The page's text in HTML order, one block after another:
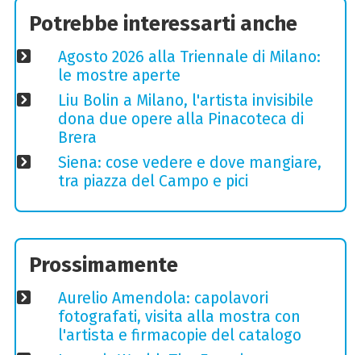
Potrebbe interessarti anche
Agosto 2026 alla Triennale di Milano:
le mostre aperte
Liu Bolin a Milano, l'artista invisibile
dona due opere alla Pinacoteca di
Brera
Siena: cose vedere e dove mangiare,
tra piazza del Campo e pici
Prossimamente
Aurelio Amendola: capolavori
fotografati, visita alla mostra con
l'artista e firmacopie del catalogo